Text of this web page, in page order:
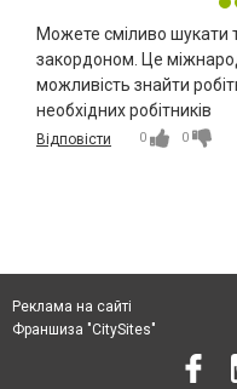
Можете сміливо шукати
закордоном. Це
можливість знайти
необхідних робітників
Відповісти 0 0
Реклама на сайті
Франшиза "CitySites"